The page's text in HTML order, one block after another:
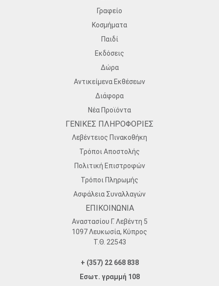
Γραφείο
Κοσμήματα
Παιδί
Εκδόσεις
Δώρα
Αντικείμενα Εκθέσεων
Διάφορα
Νέα Προϊόντα
ΓΕΝΙΚΕΣ ΠΛΗΡΟΦΟΡΙΕΣ
Λεβέντειος Πινακοθήκη
Τρόποι Αποστολής
Πολιτική Επιστροφών
Τρόποι Πληρωμής
Ασφάλεια Συναλλαγών
ΕΠΙΚΟΙΝΩΝΙΑ
Αναστασίου Γ. Λεβέντη 5
1097 Λευκωσία, Κύπρος
Τ.Θ. 22543
+ (357) 22 668 838
Εσωτ. γραμμή 108